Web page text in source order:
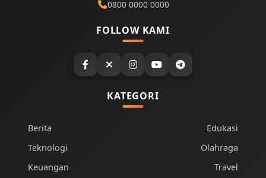
0800 0000 0000
FOLLOW KAMI
KATEGORI
Berita
Teknologi
Keuangan
Edukasi
Olahraga
Travel